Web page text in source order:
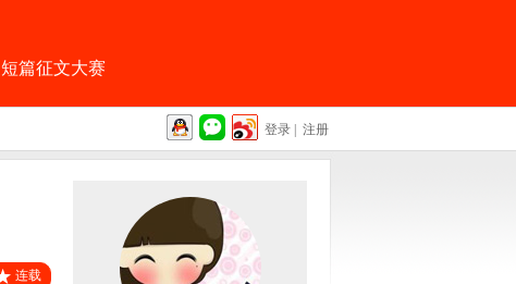
短篇征文大赛
登录 注册
连载